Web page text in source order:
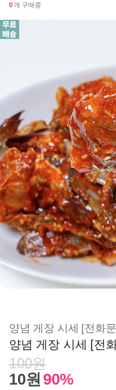
0 개 구매중
양념 게장 시세 [전화
양념 게장 시세 [전
100원
10원 90%